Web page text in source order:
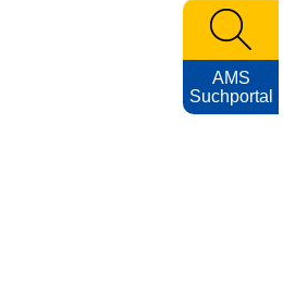
AMS
Suchportal